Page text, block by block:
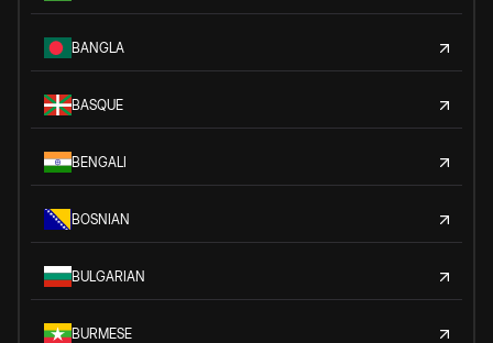
BANGLA
BASQUE
BENGALI
BOSNIAN
BULGARIAN
BURMESE